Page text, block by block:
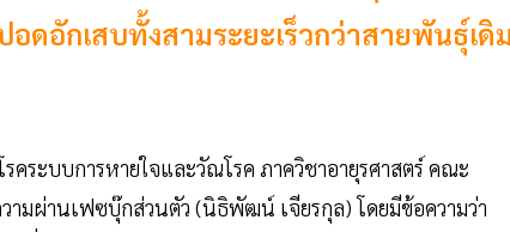
อดอักเสบทั้งสามระยะเร็วกว่าสายพันธุ์เดิ
ระบบการหายใจและวัณโรค ภาควิชาอายุรศาสตร์ คณะ
มผ่านเฟซบุ๊กส่วนตัว (นิธิพัฒน์ เจียรกุล) โดยมีข้อความว่า